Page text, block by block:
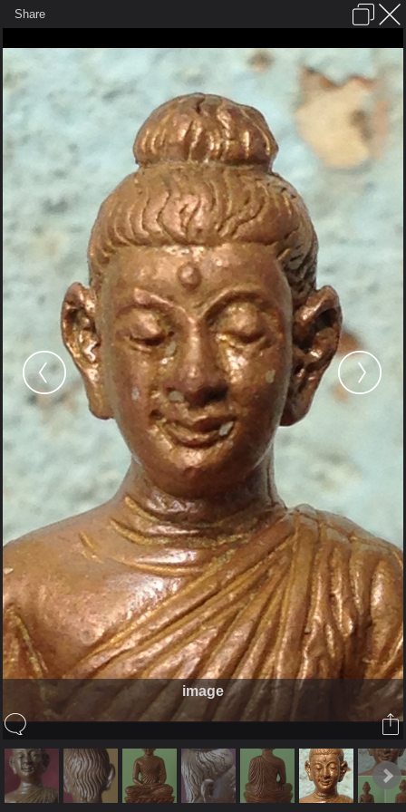
เข้าสู่ระบบหรือลงทะเบียน
myammyaa สมเด็จองค์ปฐมวัดไร่
image
ชุมชนชาวพุทธ
หน้าแรก เว็บบอร์ด มีอะไรใหม่ รูปภาพ
กล้อง แท็ก ...
ภาษาไทย ช่วยเหลือ
ข้อกำหนดและกฎ
Share
image